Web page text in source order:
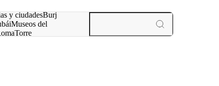
y ciudadesBurj
Museos del
Torre